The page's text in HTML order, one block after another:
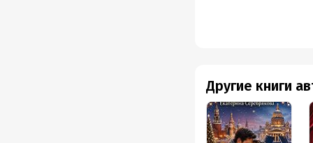
Другие книги